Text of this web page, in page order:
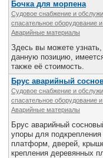
Бочка для морпена
Судовое снабжение и
спасательное оборудование
Аварийные материалы
Здесь вы можете узнать,
данную позицию,
также её стоимость.
Брус аварийный
Судовое снабжение и
спасательное оборудование
Аварийные материалы
Брус аварийный
упоры для подкрепления
платформ, дверей,
крепления деревянных